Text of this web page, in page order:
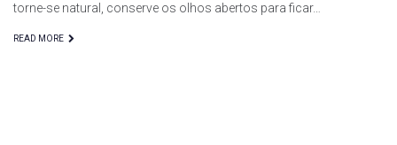
torne-se natural, conserve os olhos abertos para ficar…
READ MORE